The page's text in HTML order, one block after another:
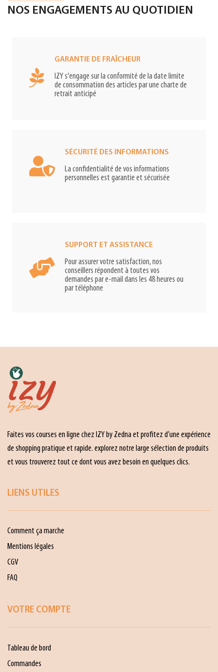
NOS ENGAGEMENTS AU QUOTIDIEN
GARANTIE DE FRAÎCHEUR
IZY s'engage sur la conformité de la date limite
de consommation des articles par une charte de
retrait anticipé
SÉCURITÉ DES INFORMATIONS
La confidentialité de vos informations
personnelles est garantie et sécurisée
SUPPORT ET ASSISTANCE
Pour assurer votre satisfaction, nos
conseillers répondent à toutes vos
demandes par e-mail dans les 48 heures ou
par téléphone
Faites vos courses en ligne chez IZY by Zedna et profitez d’une expérience
de shopping pratique et rapide. explorez notre large sélection de produits
et vous trouverez tout ce dont vous avez besoin en quelques clics.
LIENS UTILES
Comment ça marche
Mentions légales
CGV
FAQ
VOTRE COMPTE
Tableau de bord
Commandes